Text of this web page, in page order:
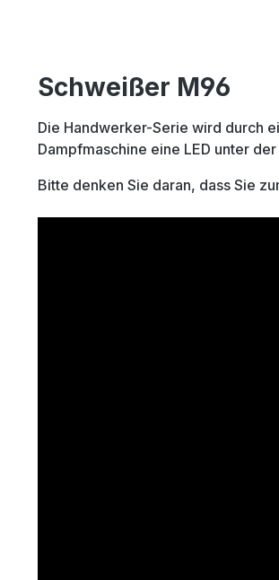
Schweißer M96
Die Handwerker-Serie wird durch
Dampfmaschine eine LED unter
Bitte denken Sie daran, dass Sie